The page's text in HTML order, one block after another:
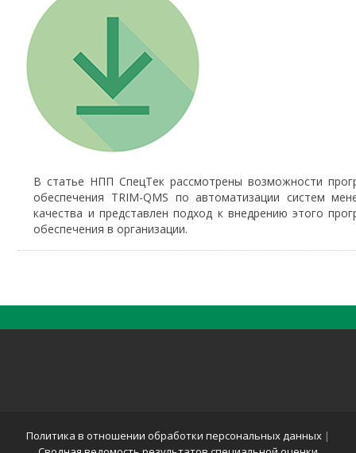
В статье НПП СпецТек рассмотрены возможности
обеспечения TRIM-QMS по автоматизации систем
качества и представлен подход к внедрению этого
обеспечения в организации.
Политика в отношении обработки персональных данных |